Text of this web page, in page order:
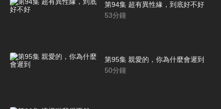
第94集 超有異性緣，到底好不好
53分鐘
第95集 親愛的，你為什麼會遲到
50分鐘